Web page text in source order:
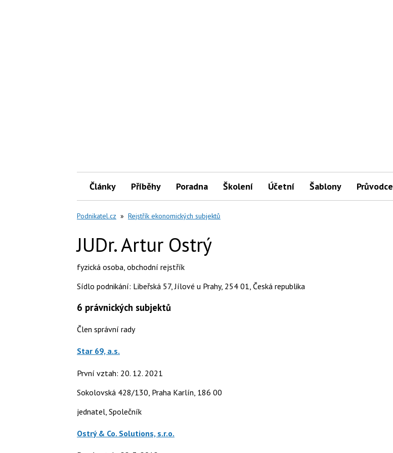
Články Příběhy Poradna Školení Účetní Šablony Průvodce
Podnikatel.cz » Rejstřík ekonomických subjektů
JUDr. Artur Ostrý
fyzická osoba obchodní rejstřík
Sídlo podnikání: Libeřská 57, Jílové u Prahy, 254 01, Česká republika
6 právnických subjektů
Člen správní rady
Star 69, a.s.
První vztah: 20. 12. 2021
Sokolovská 428/130, Praha Karlín, 186 00
jednatel, Společník
Ostrý & Co. Solutions, s.r.o.